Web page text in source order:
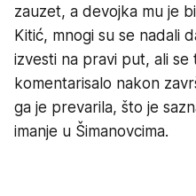
zauzet, a devojka mu je
Kitić, mnogi su se nadali
izvesti na pravi put, ali se
komentarisalo nakon
ga je prevarila, što je
imanje u Šimanovcima.